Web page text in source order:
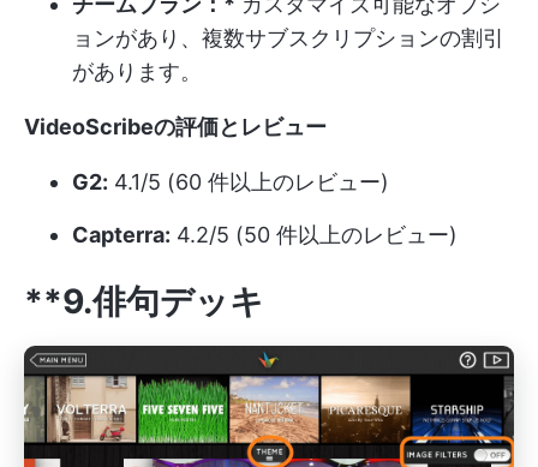
ョンがあり、複数サブスクリプションの割引
があります。
VideoScribeの評価とレビュー
G2: 4.1/5 (60 件以上のレビュー)
Capterra: 4.2/5 (50 件以上のレビュー)
**9.俳句デッキ